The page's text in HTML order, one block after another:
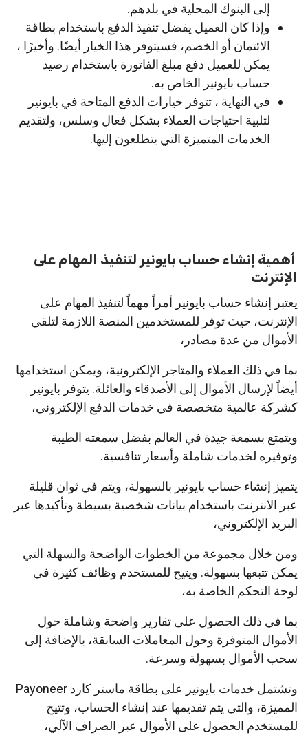
إلى البنوك المحلية في بلدهم.
وإذا كان العميل يفضل تنفيذ الدفع باستخدام بطاقة
الائتمان أو الخصم، فسيتوفر هذا الخيار أيضًا. وأخيرًا ،
يمكن للعميل دفع مبلغ الفاتورة باستخدام رصيد
حساب بايونير الخاص به.
في النهاية ، تتوفر خيارات الدفع المتاحة في بايونير
لتلبية احتياجات العملاء بشكل فعال وسلس، ولتقديم
الخدمات المتميزة التي يتطلعون إليها.
أهمية إنشاء حساب بايونير لتنفيذ المهام على
الإنترنت
يعتبر إنشاء حساب بايونير أمراً مهماً لتنفيذ المهام على
الإنترنت، حيث توفر للمستخدمين المنصة اللازمة لتلقي
الأموال من عدة مصادر،
بما في ذلك العملاء والمتاجر الإلكترونية، ويمكن استخدامها
أيضاً لإرسال الأموال إلى الأصدقاء والعائلة. يتوفر بايونير
كشركة عالمية متخصصة في خدمات الدفع الإلكتروني،
ويتمتع بسمعة جيدة في العالم بفضل سمعته الطيبة
وتوفيره لخدمات شاملة وأسعار تنافسية.
يتميز إنشاء حساب بايونير بالسهولة، ويتم في ثوان قليلة
عبر الانترنت باستخدام بيانات شخصية بسيطة وتأكيدها عبر
البريد الإلكتروني،
ومن خلال مجموعة من الخطوات الواضحة والسهلة التي
يمكن تتبعها بسهولة. ويتيح للمستخدم وظائف كثيرة في
لوحة التحكم الخاصة به،
بما في ذلك الحصول على تقارير واضحة وشاملة حول
الأموال المتوفرة وحول المعاملات السابقة، بالإضافة إلى
سحب الأموال بسهولة وسرعة.
وتشتمل خدمات بايونير على بطاقة ماستر كارد Payoneer
المميزة، والتي يتم تقديمها عند إنشاء الحساب، وتتيح
للمستخدم الحصول على الأموال عبر الصراف الآلي،